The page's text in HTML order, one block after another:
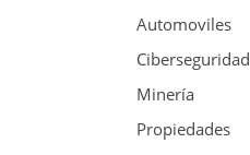
Automoviles
Ciberseguridad
Minería
Propiedades